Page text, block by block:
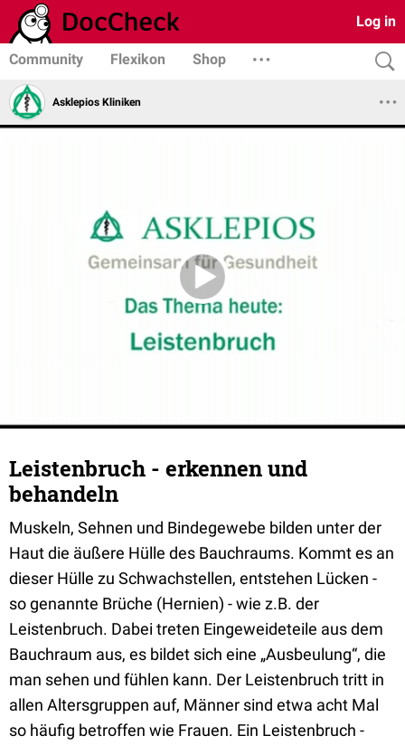
Log in
Community Flexikon Shop
Asklepios Kliniken
Leistenbruch - erkennen und
behandeln
Muskeln, Sehnen und Bindegewebe bilden unter der
Haut die äußere Hülle des Bauchraums. Kommt es an
dieser Hülle zu Schwachstellen, entstehen Lücken -
so genannte Brüche (Hernien) - wie z.B. der
Leistenbruch. Dabei treten Eingeweideteile aus dem
Bauchraum aus, es bildet sich eine „Ausbeulung“, die
man sehen und fühlen kann. Der Leistenbruch tritt in
allen Altersgruppen auf, Männer sind etwa acht Mal
so häufig betroffen wie Frauen. Ein Leistenbruch -